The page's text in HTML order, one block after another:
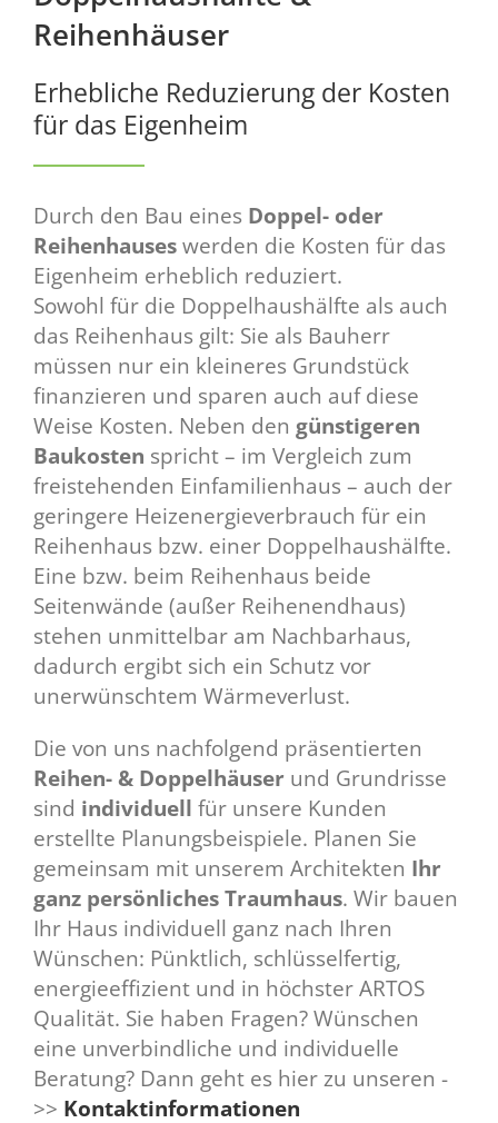
Reihenhäuser
Erhebliche Reduzierung der Kosten
für das Eigenheim
Durch den Bau eines Doppel- oder
Reihenhauses werden die Kosten für das
Eigenheim erheblich reduziert.
Sowohl für die Doppelhaushälfte als auch
das Reihenhaus gilt: Sie als Bauherr
müssen nur ein kleineres Grundstück
finanzieren und sparen auch auf diese
Weise Kosten. Neben den günstigeren
Baukosten spricht – im Vergleich zum
freistehenden Einfamilienhaus – auch der
geringere Heizenergieverbrauch für ein
Reihenhaus bzw. einer Doppelhaushälfte.
Eine bzw. beim Reihenhaus beide
Seitenwände (außer Reihenendhaus)
stehen unmittelbar am Nachbarhaus,
dadurch ergibt sich ein Schutz vor
unerwünschtem Wärmeverlust.
Die von uns nachfolgend präsentierten
Reihen- & Doppelhäuser und Grundrisse
sind individuell für unsere Kunden
erstellte Planungsbeispiele. Planen Sie
gemeinsam mit unserem Architekten Ihr
ganz persönliches Traumhaus. Wir bauen
Ihr Haus individuell ganz nach Ihren
Wünschen: Pünktlich, schlüsselfertig,
energieeffizient und in höchster ARTOS
Qualität. Sie haben Fragen? Wünschen
eine unverbindliche und individuelle
Beratung? Dann geht es hier zu unseren -
>> Kontaktinformationen